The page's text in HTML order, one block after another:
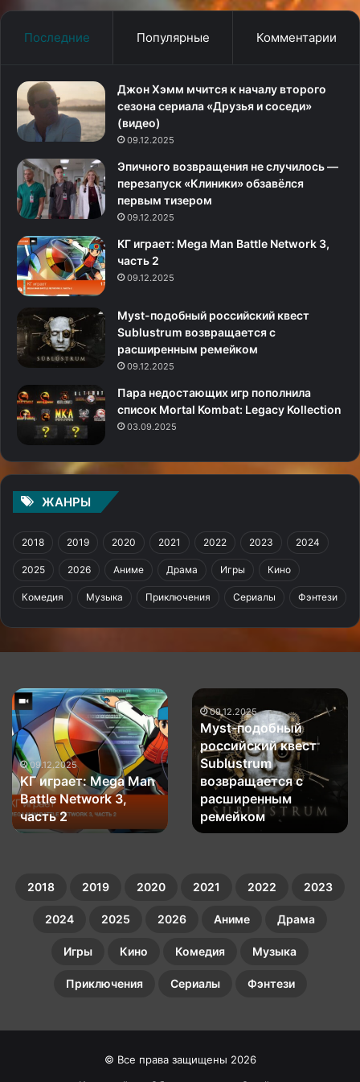
Последние Популярные Комментарии
Джон Хэмм мчится к началу второго
сезона сериала «Друзья и соседи»
(видео)
09.12.2025
Эпичного возвращения не случилось —
перезапуск «Клиники» обзавёлся
первым тизером
09.12.2025
KГ игpaeт: Mega Man Battle Network 3,
часть 2
09.12.2025
Myst-подобный российский квест
Sublustrum возвращается с
расширенным ремейком
09.12.2025
Пара недостающих игр пополнила
список Mortal Kombat: Legacy Kollection
03.09.2025
ЖАНРЫ
2018 2019 2020 2021 2022 2023 2024
2025 2026 Аниме Драма Игры Кино
Комедия Музыка Приключения Сериалы Фэнтези
квест
с
Пара
недостающих
игр
пополнила
список
Mortal
Kombat:
Legacy
Kollection
03.09.2025
Пара недостающих
игр пополнила
список Mortal
Kombat: Legacy
Gear
Solid
Δ:
Snake
Eater
—
премьерный
трейлер
Metal
2018 2019 2020 2021 2022 2023
2024 2025 2026 Аниме Драма
Игры Кино Комедия Музыка
Приключения Сериалы Фэнтези
© Все права защищены 2026